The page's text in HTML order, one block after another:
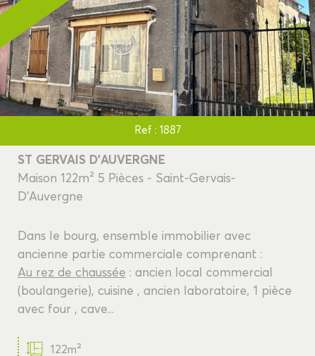
Ref : 1887
ST GERVAIS D'AUVERGNE
Maison 122m² 5 Pièces - Saint-Gervais-
D'Auvergne
Dans le bourg, ensemble immobilier avec
ancienne partie commerciale comprenant :
Au rez de chaussée : ancien local commercial
(boulangerie), cuisine , ancien laboratoire, 1 pièce
avec four , cave...
122m²